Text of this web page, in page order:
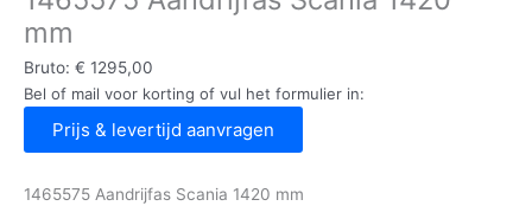
mm
Bruto: € 1295,00
Bel of mail voor korting of vul het formulier in:
Prijs & levertijd aanvragen
1465575 Aandrijfas Scania 1420 mm